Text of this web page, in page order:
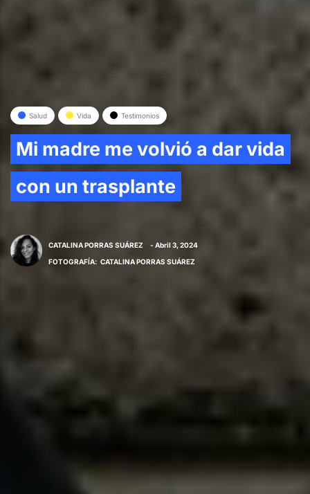
Salud Vida Testimonios
Mi madre me volvió a dar vida
con un trasplante
CATALINA PORRAS SUÁREZ
- Abril 3, 2024
FOTOGRAFÍA: CATALINA PORRAS SUÁREZ